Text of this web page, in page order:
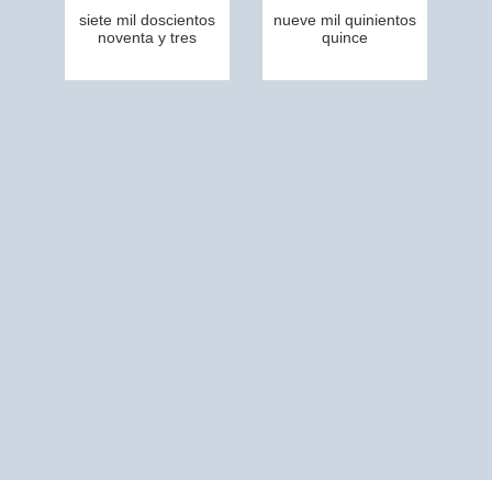
siete mil doscientos
noventa y tres
nueve mil quinientos
quince